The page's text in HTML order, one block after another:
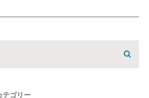
テゴリー